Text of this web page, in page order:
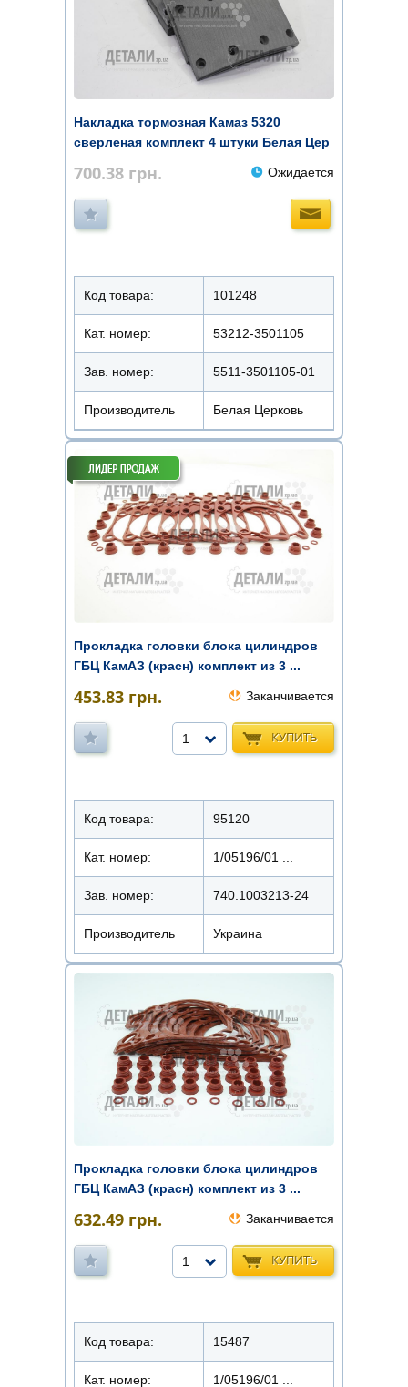
Накладка тормозная Камаз 5320
сверленая комплект 4 штуки Белая Цер
700.38 грн. Ожидается
Код товара: 101248
Кат. номер: 53212-3501105
Зав. номер: 5511-3501105-01
Производитель Белая Церковь
Прокладка головки блока цилиндров
ГБЦ КамАЗ (красн) комплект из 3 ...
453.83 грн. Заканчивается
КУПИТЬ
1
Код товара: 95120
Кат. номер: 1/05196/01 ...
Зав. номер: 740.1003213-24
Производитель Украина
Прокладка головки блока цилиндров
ГБЦ КамАЗ (красн) комплект из 3 ...
632.49 грн. Заканчивается
КУПИТЬ
1
Код товара: 15487
Кат. номер: 1/05196/01 ...